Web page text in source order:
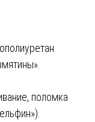
поломка